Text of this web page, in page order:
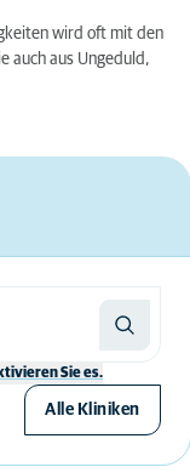
wird oft mit den
auch aus Ungeduld,
Sie es.
Alle Kliniken